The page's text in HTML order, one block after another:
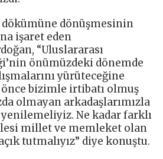
dönüşmesinin
işaret eden
“Uluslararası
önümüzdeki dönemde
yürüteceğine
bizimle irtibatı olmuş
olmayan arkadaşlarımızla
yenilemeliyiz. Ne kadar farklı
millet ve memleket olan
tutmalıyız” diye konuştu.